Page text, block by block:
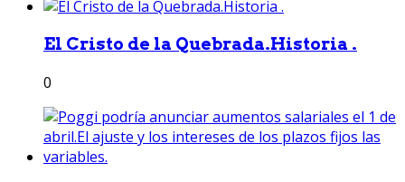
El Cristo de la Quebrada.Historia .
0